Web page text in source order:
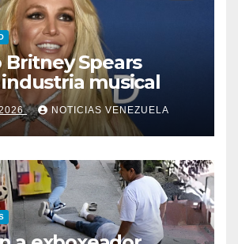
Britney Spears
musical
NOTICIAS VENEZUELA